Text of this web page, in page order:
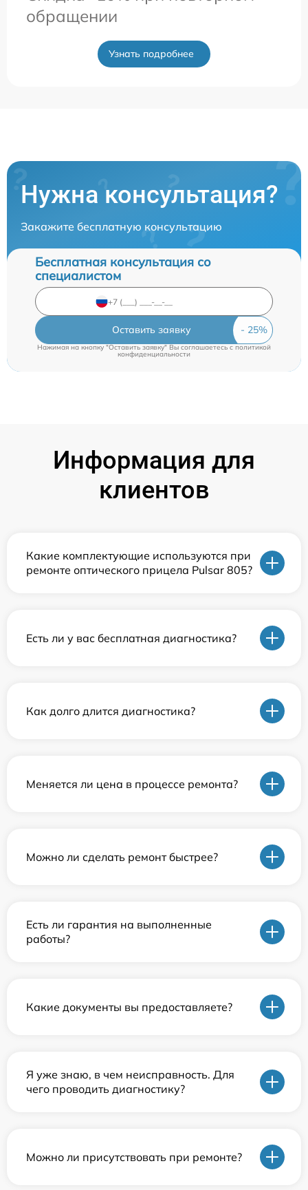
обращении
Узнать подробнее
Нужна консультация?
Закажите бесплатную консультацию
Бесплатная консультация со
специалистом
Оставить заявку
Нажимая на кнопку "Оставить заявку" Вы соглашаетесь c политикой
конфиденциальности
Информация для
клиентов
Какие комплектующие используются при
ремонте оптического прицела Pulsar 805?
Есть ли у вас бесплатная диагностика?
Как долго длится диагностика?
Меняется ли цена в процессе ремонта?
Можно ли сделать ремонт быстрее?
Есть ли гарантия на выполненные
работы?
Какие документы вы предоставляете?
Я уже знаю, в чем неисправность. Для
чего проводить диагностику?
Можно ли присутствовать при ремонте?